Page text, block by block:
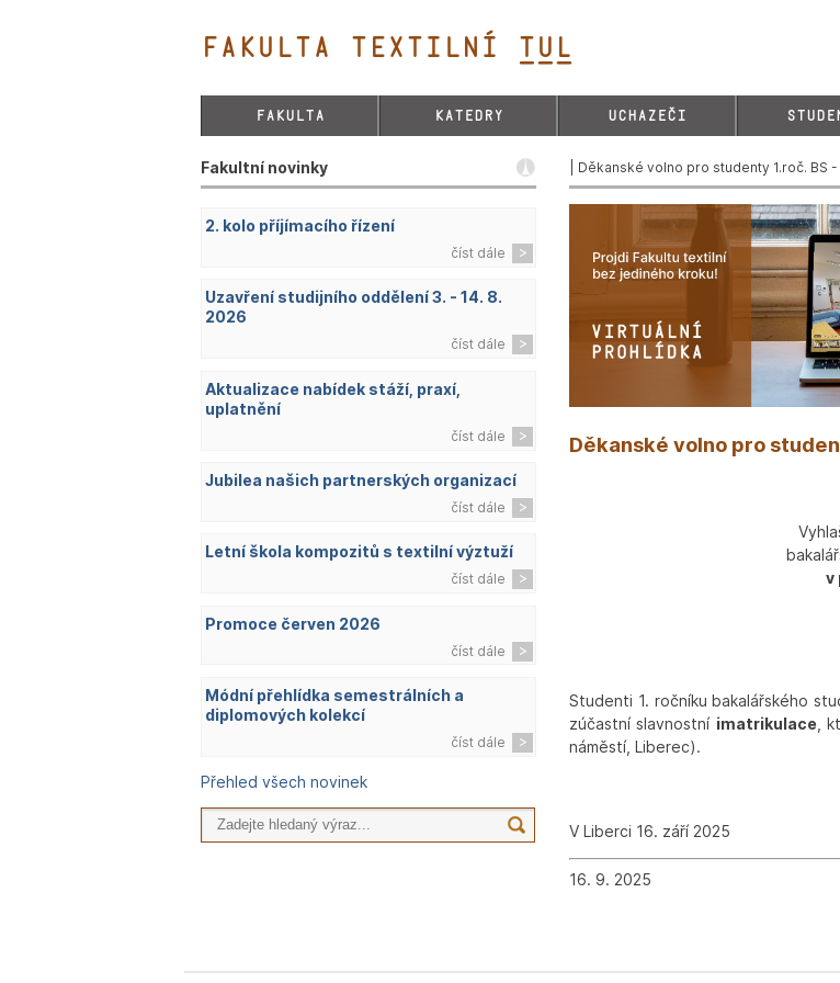
FAKULTA TEXTILNÍ TUL&
FAKULTA KATEDRY UCHAZEČI
Fakultní novinky
2. kolo příjímacího řízení
číst dále
Uzavření studijního oddělení 3. - 14. 8.
2026
číst dále
Aktualizace nabídek stáží, praxí,
uplatnění
číst dále
Jubilea našich partnerských organizací
číst dále
Letní škola kompozitů s textilní výztuží
číst dále
Promoce červen 2026
číst dále
Módní přehlídka semestrálních a
diplomových kolekcí
číst dále
Přehled všech novinek
| Děkanské volno pro studenty 1.roč. BS -
Děkanské volno pro
v
Studenti 1. ročníku bakalářského
zúčastní slavnostní imatrikulace ,
náměstí, Liberec).
V Liberci 16. září 2025
16. 9. 2025